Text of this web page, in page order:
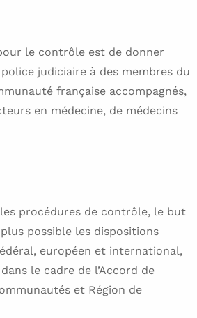
le contrôle est de donner
judiciaire à des membres du
française accompagnés,
en médecine, de médecins
procédures de contrôle, le but
possible les dispositions
européen et international,
le cadre de l’Accord de
et Région de